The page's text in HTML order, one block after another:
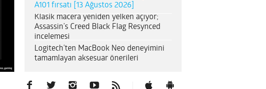
A101 fırsatı [13 Ağustos 2026]
Klasik macera yeniden yelken açıyor;
Assassin’s Creed Black Flag Resynced
incelemesi
Logitech’ten MacBook Neo deneyimini
tamamlayan aksesuar önerileri